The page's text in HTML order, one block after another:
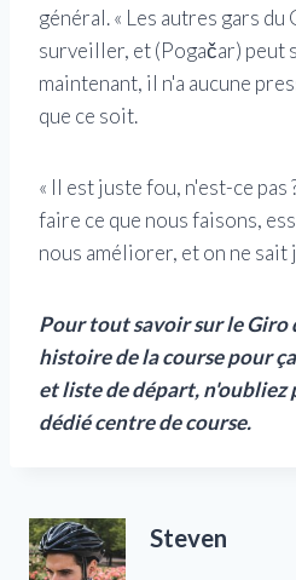
général. « Les autres gars du
surveiller, et (Pogačar) peut
maintenant, il n'a aucune
que ce soit.
« Il est juste fou, n'est-ce pas
faire ce que nous faisons,
nous améliorer, et on ne sait
Pour tout savoir sur le
histoire de la coursepour ça
etliste de départ, n'oubliez
dédiécentre de course.
Steven